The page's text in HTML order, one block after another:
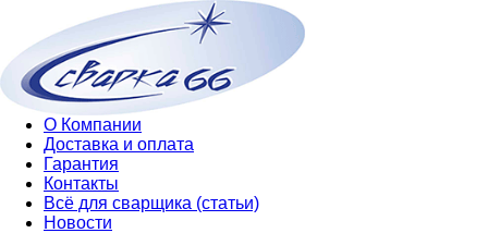
О Компании
Доставка и оплата
Гарантия
Контакты
Всё для сварщика (статьи)
Новости